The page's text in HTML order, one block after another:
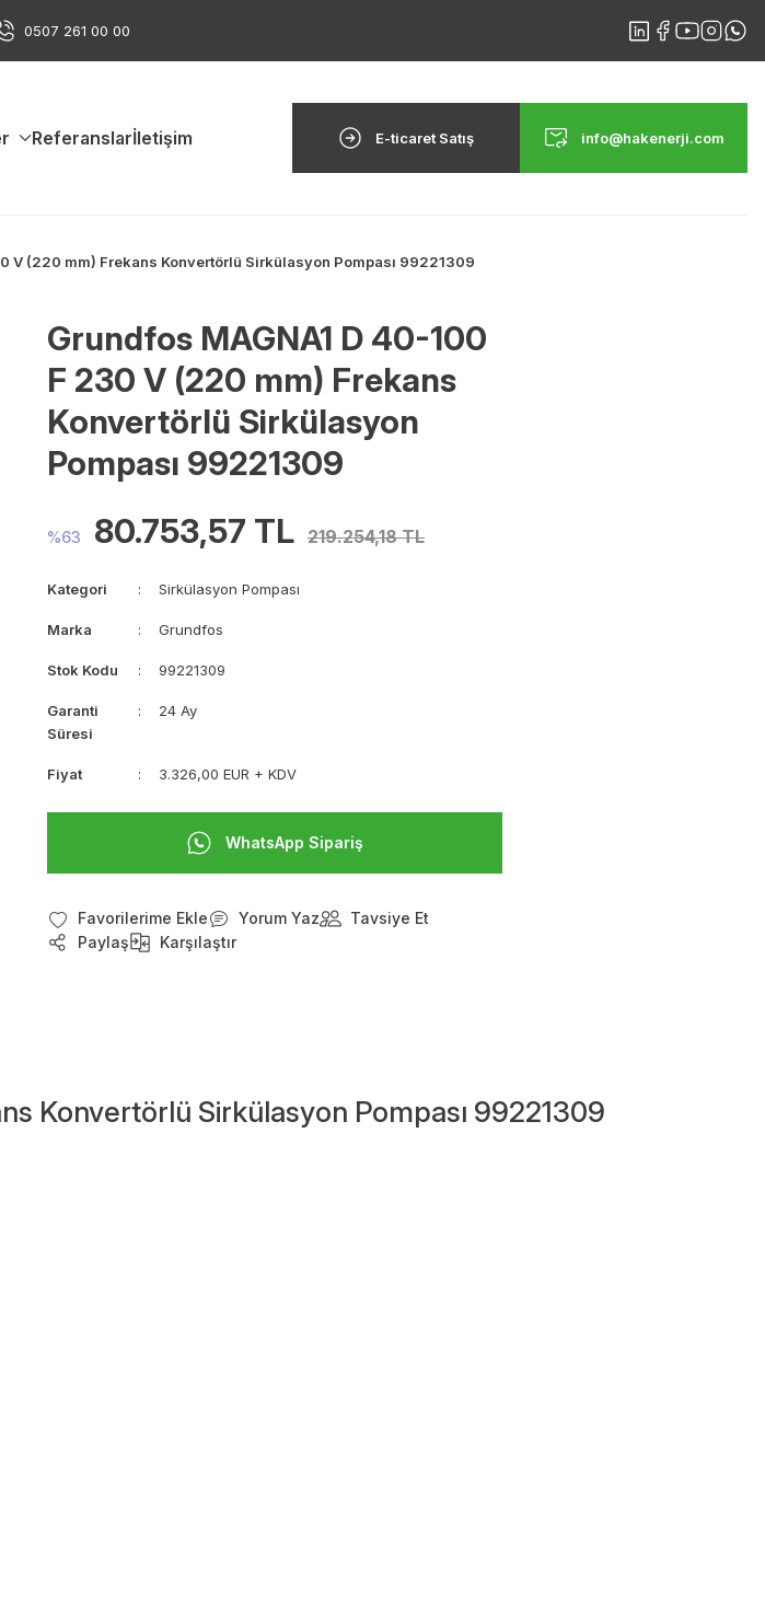
0507 261 00 00
Referanslarİletişim E-ticaret Satış info@hakenerji.com
V (220 mm) Frekans Konvertörlü Sirkülasyon Pompası 99221309
Grundfos MAGNA1 D 40-100
F 230 V (220 mm) Frekans
Konvertörlü Sirkülasyon
Pompası 99221309
%63 80.753,57 TL 219.254,18 TL
Kategori Sirkülasyon Pompası
Marka Grundfos
Stok Kodu 99221309
Garanti
Süresi
24 Ay
Fiyat 3.326,00 EUR + KDV
WhatsApp Sipariş
Yorum Yaz
Tavsiye Et
Paylaş
Karşılaştır
Konvertörlü Sirkülasyon Pompası 99221309